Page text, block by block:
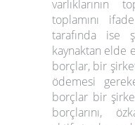
varlıklarının
toplamını
tarafında ise
kaynaktan elde
borçlar, bir
ödemesi
borçlar bir
borçlarını,